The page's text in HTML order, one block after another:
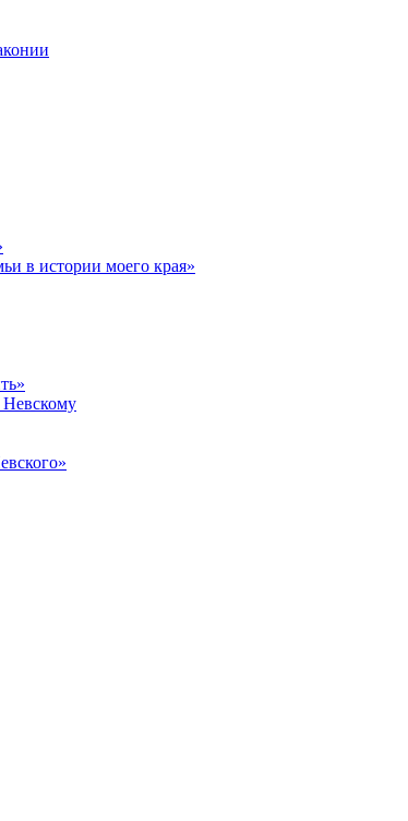
в истории моего края»